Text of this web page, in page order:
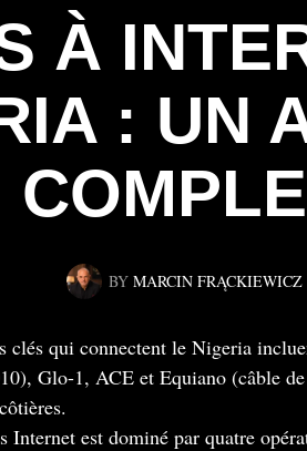
À
: UN
BY MARCIN FRĄCKIEWICZ
clés qui connectent le Nigeria
Glo-1, ACE et Equiano (câble
Internet est dominé par quatre